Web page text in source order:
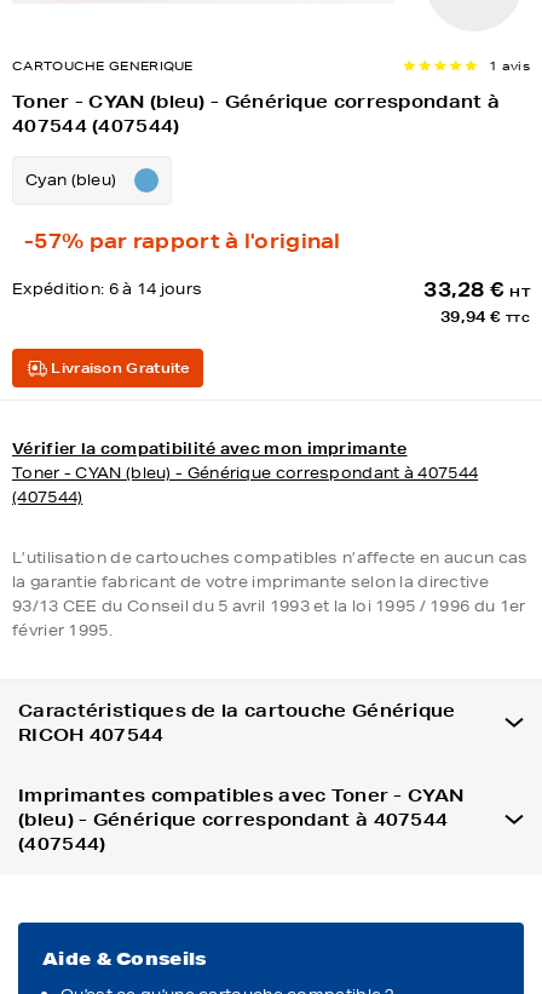
CARTOUCHE GENERIQUE 1 avis
Toner - CYAN (bleu) - Générique correspondant à
407544 (407544)
Cyan (bleu)
-57% par rapport à l'original
Expédition: 6 à 14 jours 33,28 € HT
39,94 € TTC
Livraison Gratuite
Vérifier la compatibilité avec mon imprimante
Toner - CYAN (bleu) - Générique correspondant à 407544
(407544)
L’utilisation de cartouches compatibles n’affecte en aucun cas
la garantie fabricant de votre imprimante selon la directive
93/13 CEE du Conseil du 5 avril 1993 et la loi 1995 / 1996 du 1er
février 1995.
Caractéristiques de la cartouche Générique
RICOH 407544
Imprimantes compatibles avec Toner - CYAN
(bleu) - Générique correspondant à 407544
(407544)
Aide & Conseils